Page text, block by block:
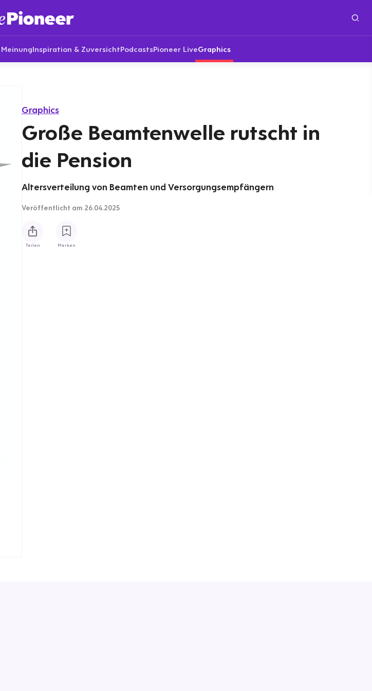
Inspiration & ZuversichtPodcastsPioneer LiveGraphics
Graphics
Große Beamtenwelle rutscht in
die Pension
Altersverteilung von Beamten und Versorgungsempfängern
Veröffentlicht am 26.04.2025
Teilen Merken